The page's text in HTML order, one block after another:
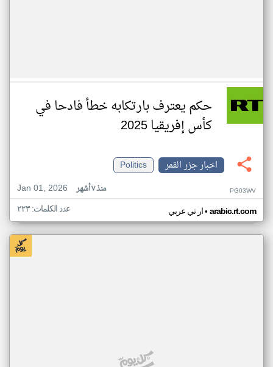
حكم يعترف بارتكابه خطأ فادحا في
كأس إفريقيا 2025
اخبار جزر القمر
Politics
Jan 01, 2026
منذ ٧ أشهر PG03WV
ار تي عربي• arabic.rt.com عدد الكلمات: ٢٢٣